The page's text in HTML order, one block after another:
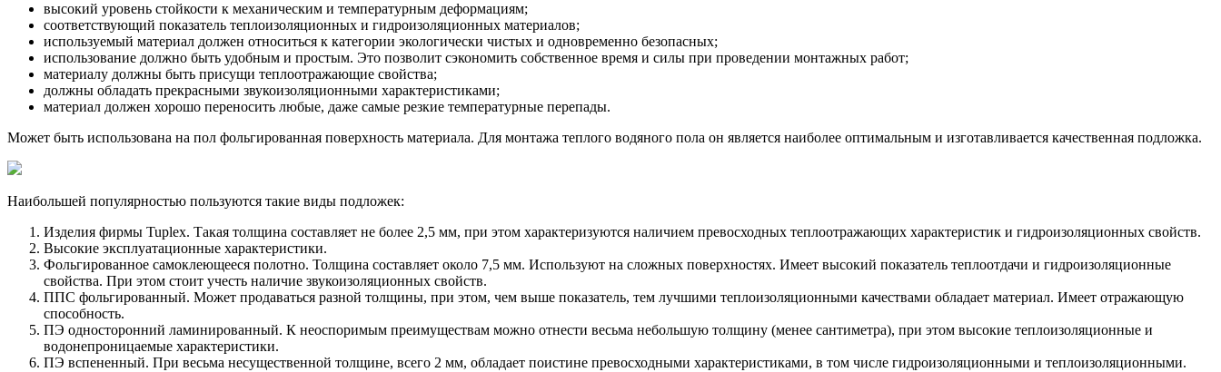
высокий уровень стойкости к механическим и температурным деформациям;
соответствующий показатель теплоизоляционных и гидроизоляционных материалов;
используемый материал должен относиться к категории экологически чистых и одновременно безопасных;
использование должно быть удобным и простым. Это позволит сэкономить собственное время и силы при проведении монтажных работ;
материалу должны быть присущи теплоотражающие свойства;
должны обладать прекрасными звукоизоляционными характеристиками;
материал должен хорошо переносить любые, даже самые резкие температурные перепады.
Может быть использована на пол фольгированная поверхность материала. Для монтажа теплого водяного пола он является наиболее оптимальным и изготавливается качественная подложка.
Наибольшей популярностью пользуются такие виды подложек:
Изделия фирмы Tuplex. Такая толщина составляет не более 2,5 мм, при этом характеризуются наличием превосходных теплоотражающих характеристик и гидроизоляционных свойств.
Высокие эксплуатационные характеристики.
Фольгированное самоклеющееся полотно. Толщина составляет около 7,5 мм. Используют на сложных поверхностях. Имеет высокий показатель теплоотдачи и гидроизоляционные
свойства. При этом стоит учесть наличие звукоизоляционных свойств.
ППС фольгированный. Может продаваться разной толщины, при этом, чем выше показатель, тем лучшими теплоизоляционными качествами обладает материал. Имеет отражающую
способность.
ПЭ односторонний ламинированный. К неоспоримым преимуществам можно отнести весьма небольшую толщину (менее сантиметра), при этом высокие теплоизоляционные и
водонепроницаемые характеристики.
ПЭ вспененный. При весьма несущественной толщине, всего 2 мм, обладает поистине превосходными характеристиками, в том числе гидроизоляционными и теплоизоляционными.